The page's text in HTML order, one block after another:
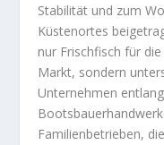
Stabilität und zum
Küstenortes
nur Frischfisch für
Markt, sondern
Unternehmen
Familienbetrieben,